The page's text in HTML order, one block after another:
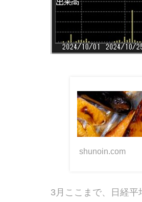
shunoin.com
3月ここまで、日経